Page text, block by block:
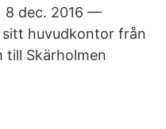
8 dec. 2016 —
huvudkontor från
till Skärholmen